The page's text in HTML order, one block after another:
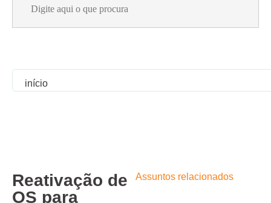
início
Reativação de
OS para
Assuntos relacionados